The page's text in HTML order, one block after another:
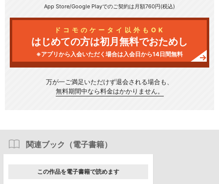
App Store/Google Playでのご契約は月額760円(税込)
ドコモのケータイ以外もOK
はじめての方は初月無料でおためし
※アプリから入会いただく場合は入会日から14日間無料
万が一ご満足いただけず退会される場合も、
無料期間中なら料金はかかりません。
関連ブック（電子書籍）
この作品を電子書籍で読めます